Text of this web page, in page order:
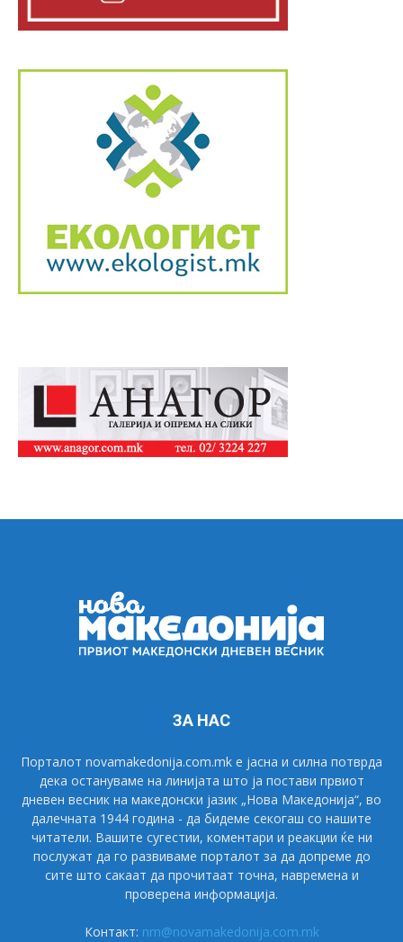
ЗА НАС
Порталот novamakedonija.com.mk е јасна и силна потврда
дека остануваме на линијата што ја постави првиот
дневен весник на македонски јазик „Нова Македонија“, во
далечната 1944 година - да бидеме секогаш со нашите
читатели. Вашите сугестии, коментари и реакции ќе ни
послужат да го развиваме порталот за да допреме до
сите што сакаат да прочитаат точна, навремена и
проверена информација.
Контакт: nm@novamakedonija.com.mk